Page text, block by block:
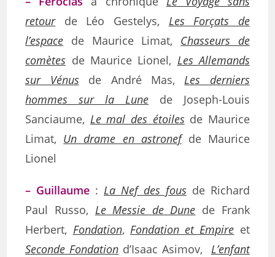
retourde Léo Gestelys, Les Forçats de
l’espace de Maurice Limat, Chasseurs de
comètes de Maurice Lionel, Les Allemands
sur Vénusde André Mas,Les derniers
hommes sur la Lunede Joseph-Louis
Sanciaume, Le mal des étoilesde Maurice
Limat, Un drame en astronefde Maurice
Lionel
– Guillaume :La Nef des fousde Richard
Paul Russo, Le Messie de Dune de Frank
Herbert, Fondation, Fondation et Empire et
Seconde Fondation d’Isaac Asimov, L’enfant